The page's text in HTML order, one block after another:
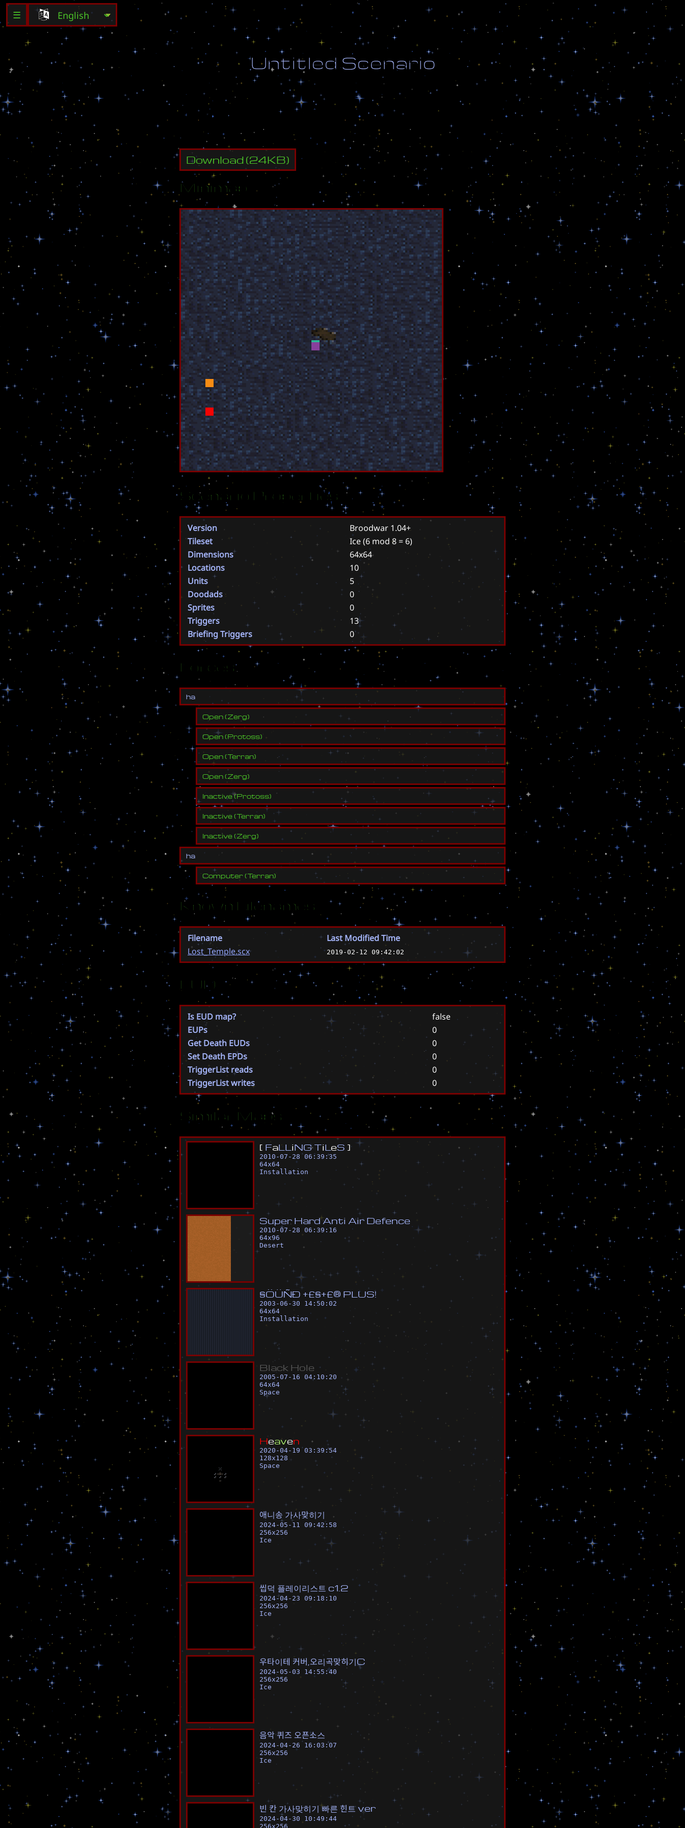
☰
UntitledScenario
D s tr y y u in
Download(24KB)
Minimap
Scenario Properties
Version
Broodwar 1.04+
Tileset
Ice(6 mod 8 = 6)
Dimensions
64x64
Locations
10
Units
5
Doodads
0
Sprites
0
Triggers
13
Briefing Triggers
0
Forces
ha
Open(Zerg)
Open(Protoss)
Open(Terran)
Open(Zerg)
Inactive(Protoss)
Inactive(Terran)
Inactive(Zerg)
ha
Computer(Terran)
Known Filenames
Filename
Last Modified Time
Lost_Temple.scx
2019-02-12 09:42:02
EUD
Is EUD map?
false
EUPs
0
Get Death EUDs
0
Set Death EPDs
0
TriggerList reads
0
TriggerList writes
0
Similar Maps
[ FaL L iNG TiL eS ]
2010-07-28 06:39:35
64x64
Installation
Super Hard Anti Air Defence
2010-07-28 06:39:16
64x96
Desert
§ÖÜÑÐ +£§+£® PL US!
2003-06-30 14:50:02
64x64
Installation
Black Hole
2005-07-16 04:10:20
64x64
Space
Heaven
2020-04-19 03:39:54
128x128
Space
애니송 가사맞히기
2024-05-11 09:42:58
256x256
Ice
씹덕 플레이리스트 c1 2
2024-04-23 09:18:10
256x256
Ice
우타이테 커버 오리곡맞히기C
2024-05-03 14:55:40
256x256
Ice
음악 퀴즈 오픈소스
2024-04-26 16:03:07
256x256
Ice
빈 칸 가사맞히기 빠른 힌 트ver
2024-04-30 10:49:44
256x256